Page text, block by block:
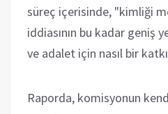
süreç içerisinde, "kimliği
iddiasının bu kadar geniş
ve adalet için nasıl bir
Raporda, komisyonun